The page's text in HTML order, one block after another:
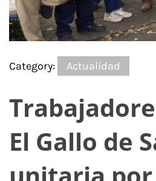
Category: Actualidad
El Gallo de